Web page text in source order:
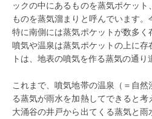
ックの中にあるものを蒸気ポケッ
ものを蒸気溜まりと呼んでいます
特に南側には蒸気ポケットが数多
噴気や温泉は蒸気ポケットの上に存
トは、地表の噴気を作る蒸気の通り
これまで、噴気地帯の温泉（＝自然
る蒸気が雨水を加熱してできると考
大涌谷の井戸から出てくる蒸気と